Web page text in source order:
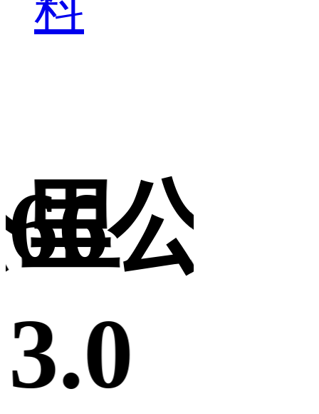
66公里
3.0